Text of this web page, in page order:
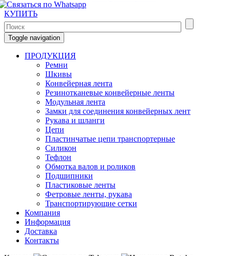
КУПИТЬ
Toggle navigation
ПРОДУКЦИЯ
Ремни
Шкивы
Конвейерная лента
Резинотканевые конвейерные ленты
Модульная лента
Замки для соединения конвейерных лент
Рукава и шланги
Цепи
Пластинчатые цепи транспортерные
Силикон
Тефлон
Обмотка валов и роликов
Подшипники
Пластиковые ленты
Фетровые ленты, рукава
Транспортирующие сетки
Компания
Информация
Доставка
Контакты